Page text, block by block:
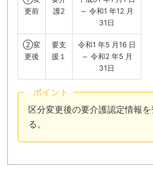
更前
護2
～ 令和1 年12 月
31日
②変
更後
要支
援１
令和1 年5 月16 日
～ 令和2 年5 月
31日
ポイント
区分変更後の要介護認定情報
る。